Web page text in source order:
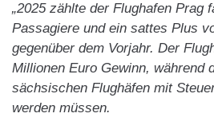
„2025 zählte der Flughafen Prag
Passagiere und ein sattes Plus
gegenüber dem Vorjahr. Der
Millionen Euro Gewinn, während
sächsischen Flughäfen mit
werden müssen.